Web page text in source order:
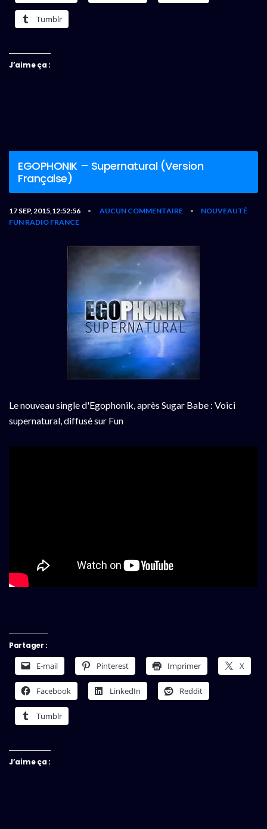
Tumblr
J’aime ça :
EGOPHONIK – Supernatural (Version
Française)
17 SEP, 2015,12:52:56 • AUCUN COMMENTAIRE •
NOUVEAUTÉ
FUN RADIO FRANCE
Le nouveau single d'Egophonik, après Sugar Babe : Voici
supernatural, diffusé sur Fun
Partager :
E-mail Pinterest Imprimer X
Facebook LinkedIn Reddit
Tumblr
J’aime ça :